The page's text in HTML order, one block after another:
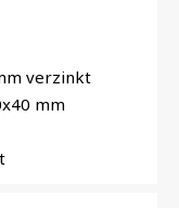
verzinkt
mm